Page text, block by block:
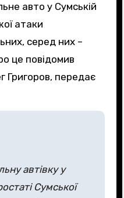
атаки
серед них –
це повідомив
Григоров, передає
автівку у
Сумської